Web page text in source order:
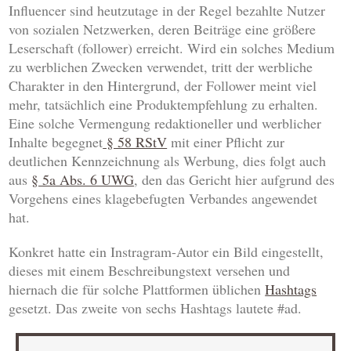
Influencer sind heutzutage in der Regel bezahlte Nutzer
von sozialen Netzwerken, deren Beiträge eine größere
Leserschaft (follower) erreicht. Wird ein solches Medium
zu werblichen Zwecken verwendet, tritt der werbliche
Charakter in den Hintergrund, der Follower meint viel
mehr, tatsächlich eine Produktempfehlung zu erhalten.
Eine solche Vermengung redaktioneller und werblicher
Inhalte begegnet § 58 RStV mit einer Pflicht zur
deutlichen Kennzeichnung als Werbung, dies folgt auch
aus § 5a Abs. 6 UWG, den das Gericht hier aufgrund des
Vorgehens eines klagebefugten Verbandes angewendet
hat.
Konkret hatte ein Instragram-Autor ein Bild eingestellt,
dieses mit einem Beschreibungstext versehen und
hiernach die für solche Plattformen üblichenHashtags
gesetzt. Das zweite von sechs Hashtags lautete #ad.